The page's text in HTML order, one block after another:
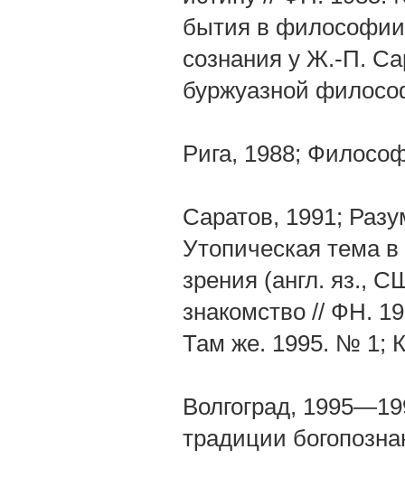
бытия в
сознания у Ж.-П.
буржуазной
Рига, 1988;
Саратов, 1991;
Утопическая тема
зрения (англ. яз.,
знакомство // ФН.
Там же. 1995. № 1;
Волгоград,
традиции